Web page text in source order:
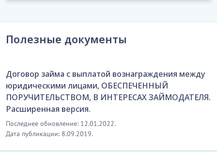
образом), не делать доступной любым третьим
с исполнением настоящего договора,
конфиденциальную информацию другой Стороны.
…………………………
[Скрытый текст. Полная версия доступна после
скачивания]
8. ОТВЕТСТВЕННОСТЬ СТОРОН
Полезные документы
Договор займа с выплатой вознаграждения между
юридическими лицами, ОБЕСПЕЧЕННЫЙ
ПОРУЧИТЕЛЬСТВОМ, В ИНТЕРЕСАХ ЗАЙМОДАТЕЛЯ.
Расширенная версия.
Последнее обновление: 12.01.2022.
Дата публикации: 8.09.2019.